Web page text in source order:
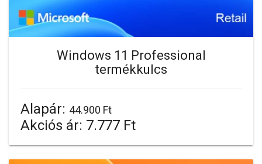
Windows 11 Professional
termékkulcs
Alapár: 44.900 Ft
Akciós ár: 7.777 Ft